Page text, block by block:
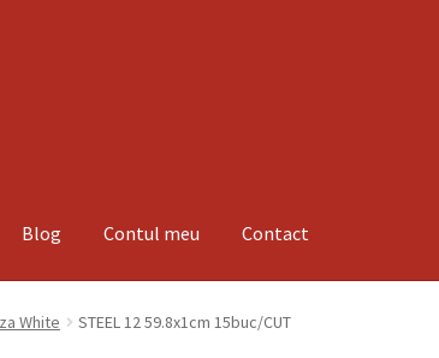
Blog Contul meu Contact
Despre noi InformatiiMagazin Plată
White STEEL 12 59.8x1cm 15buc/CUT